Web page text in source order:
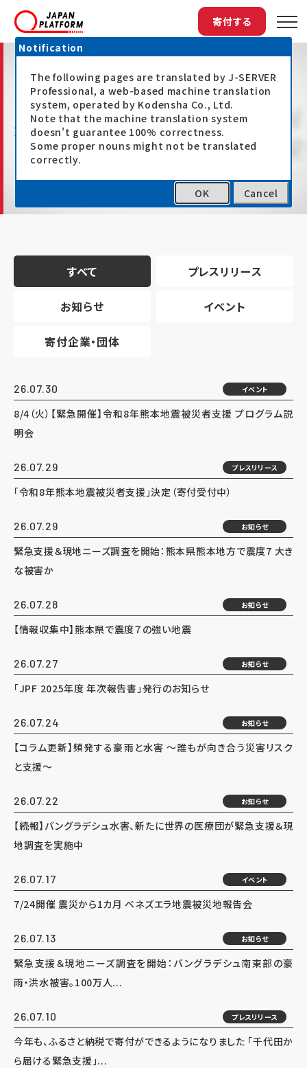
寄付する
最新情報
すべて プレスリリース
お知らせ イベント
寄付企業・団体
26.07.30 イベント
8/4（火）【緊急開催】令和8年熊本地震被災者支援 プログラム説
明会
26.07.29 プレスリリース
「令和8年熊本地震被災者支援」決定（寄付受付中）
26.07.29 お知らせ
緊急支援＆現地ニーズ調査を開始：熊本県熊本地方で震度7 大き
な被害か
26.07.28 お知らせ
【情報収集中】熊本県で震度７の強い地震
26.07.27 お知らせ
「JPF 2025年度 年次報告書」発行のお知らせ
26.07.24 お知らせ
【コラム更新】頻発する豪雨と水害 ～誰もが向き合う災害リスク
と支援～
26.07.22 お知らせ
【続報】バングラデシュ水害、新たに世界の医療団が緊急支援＆現
地調査を実施中
26.07.17 イベント
7/24開催 震災から1カ月 ベネズエラ地震被災地報告会
26.07.13 お知らせ
緊急支援＆現地ニーズ調査を開始：バングラデシュ南東部の豪
雨・洪水被害。100万人...
26.07.10 プレスリリース
今年も、ふるさと納税で寄付ができるようになりました 「千代田か
ら届ける緊急支援」...
Notification
The following pages are translated by J-SERVER
Professional, a web-based machine translation
system, operated by Kodensha Co., Ltd.
Note that the machine translation system
doesn't guarantee 100% correctness.
Some proper nouns might not be translated
correctly.
OK Cancel